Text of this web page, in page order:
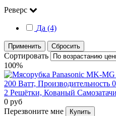
Реверс
Да (4)
Применить Сбросить
Сортировать
100%
0 руб
Перезвоните мне
Купить